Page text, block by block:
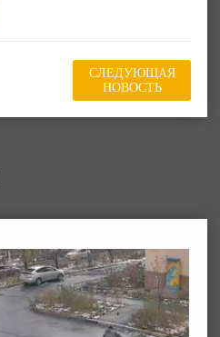
СЛЕДУЮЩАЯ
НОВОСТЬ